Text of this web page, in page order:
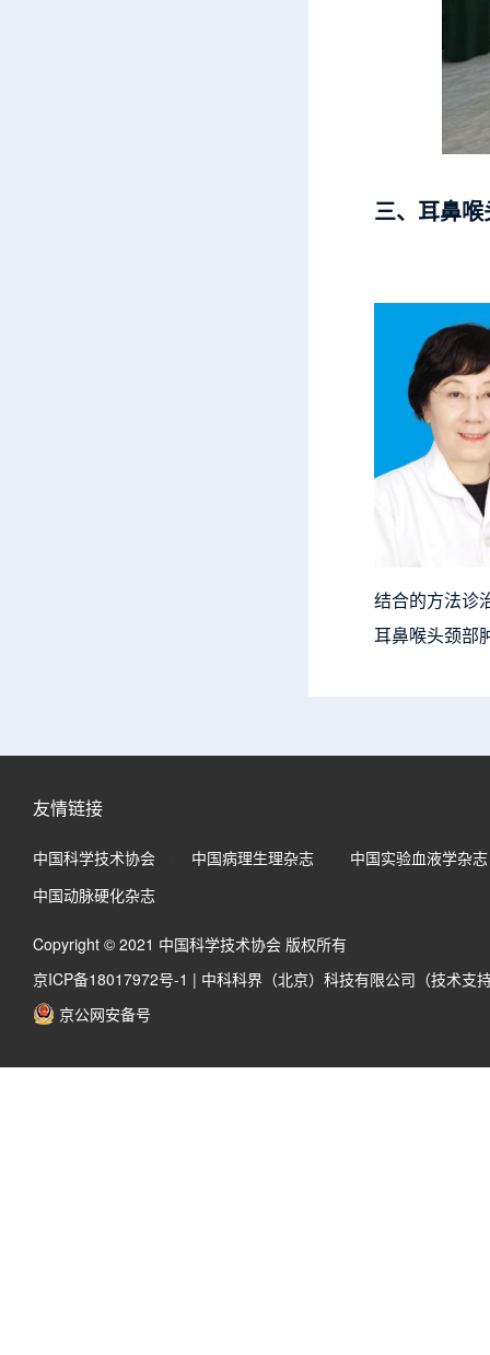
三、耳鼻
结合的方法诊
耳鼻喉头颈部
友情链接
中国科学技术协会 中国病理生理杂志
中国实验血液学杂志
中国动脉硬化杂志
Copyright © 2021 中国科学技术协会 版权所有
京ICP备18017972号-1 | 中科科界（北京）科技有限公司（技术支
京公网安备号